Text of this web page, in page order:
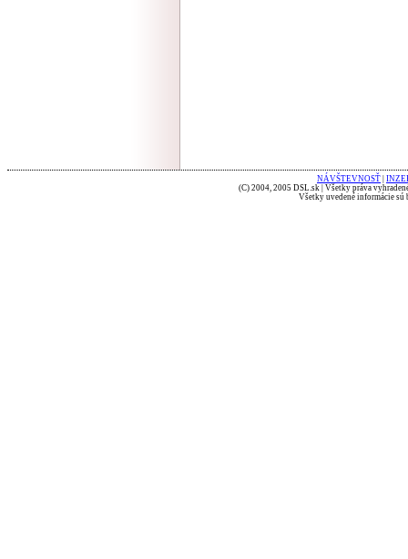
NÁVŠTEVNOSŤ
(C) 2004, 2005 DSL.sk | Všetky práva
Všetky uvedené informácie sú